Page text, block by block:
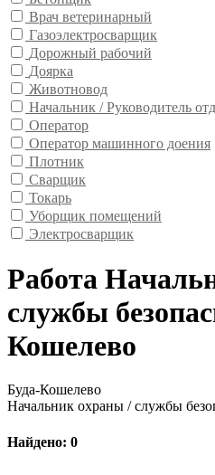
Врач ветеринарный
Газоэлектросварщик
Дорожный рабочий
Доярка
Животновод
Начальник / Руководитель
Оператор
Оператор машинного доения
Плотник
Сварщик
Токарь
Уборщик помещений
Электросварщик
Работа
службы
Кошелево
Буда-Кошелево
Начальник охраны / службы
Найдено: 0